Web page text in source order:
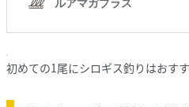
初めての1尾にシロギス釣りはおす